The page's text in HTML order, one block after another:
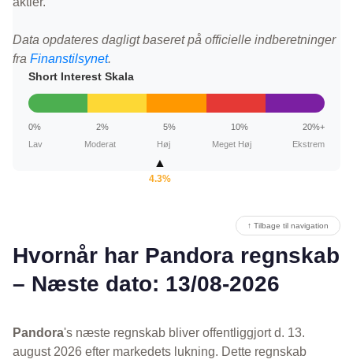
Data opdateres dagligt baseret på officielle indberetninger
fra Finanstilsynet.
Short Interest Skala
0% 2% 5% 10%
20%+
Lav
Moderat Høj Meget Høj Ekstrem
▲
4.3%
↑ Tilbage til navigation
Hvornår har Pandora regnskab
– Næste dato: 13/08-2026
Pandora's næste regnskab bliver offentliggjort d. 13.
august 2026 efter markedets lukning. Dette regnskab